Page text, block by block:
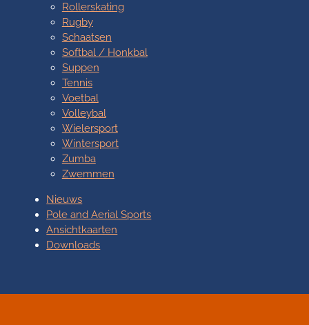
Rollerskating
Rugby
Schaatsen
Softbal / Honkbal
Suppen
Tennis
Voetbal
Volleybal
Wielersport
Wintersport
Zumba
Zwemmen
Nieuws
Pole and Aerial Sports
Ansichtkaarten
Downloads